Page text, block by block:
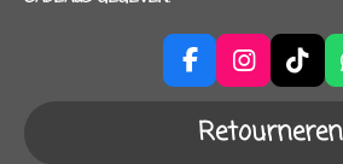
F
a
c
I
n
s
t
T
i
k
T
Retourneren